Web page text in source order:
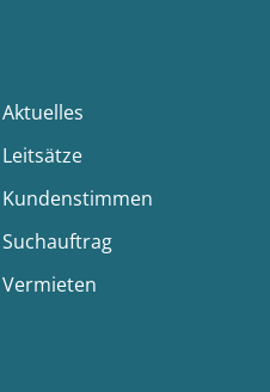
Aktuelles
Leitsätze
Kundenstimmen
Suchauftrag
Vermieten